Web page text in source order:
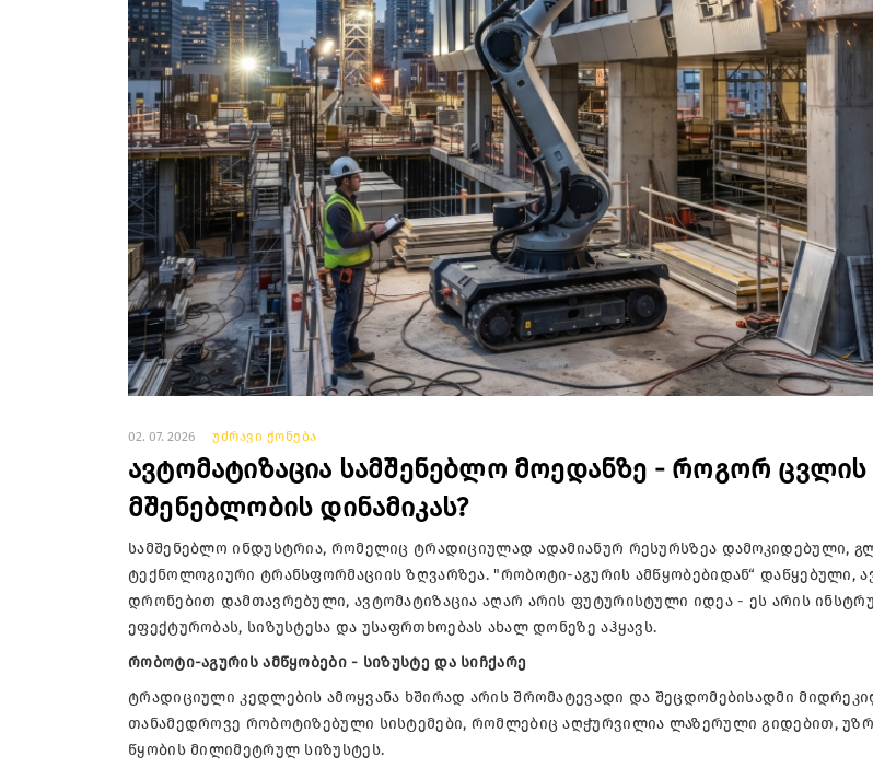
02. 07. 2026 უძრავი ქონება
ავტომატიზაცია სამშენებლო მოედანზე - როგორ
მშენებლობის დინამიკას?
სამშენებლო ინდუსტრია, რომელიც ტრადიციულად ადამიანურ რესურსზეა დამოკიდებული,
ტექნოლოგიური ტრანსფორმაციის ზღვარზეა. "რობოტი-აგურის ამწყობებიდან“ დაწყებული,
დრონებით დამთავრებული, ავტომატიზაცია აღარ არის ფუტურისტული იდეა - ეს არის
ეფექტურობას, სიზუსტესა და უსაფრთხოებას ახალ დონეზე აჰყავს.
რობოტი-აგურის ამწყობები - სიზუსტე და სიჩქარე
ტრადიციული კედლების ამოყვანა ხშირად არის შრომატევადი და შეცდომებისადმი
თანამედროვე რობოტიზებული სისტემები, რომლებიც აღჭურვილია ლაზერული გიდებით,
წყობის მილიმეტრულ სიზუსტეს.